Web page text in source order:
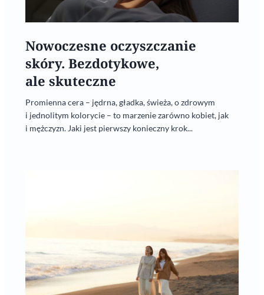
Nowoczesne oczyszczanie
skóry. Bezdotykowe,
ale skuteczne
Promienna cera – jędrna, gładka, świeża, o zdrowym
i jednolitym kolorycie – to marzenie zarówno kobiet, jak
i mężczyzn. Jaki jest pierwszy konieczny krok...